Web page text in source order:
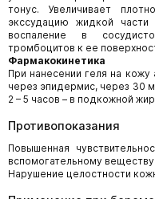
тонус. Увеличивает
экссудацию жидкой
воспаление в
тромбоцитов к ее
Фармакокинетика
При нанесении геля на
через эпидермис, через 30
2 – 5 часов – в подкожной
Противопоказания
Повышенная
вспомогательному веществу
Нарушение целостности